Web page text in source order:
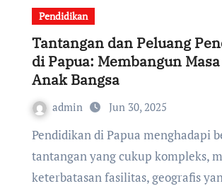
Pendidikan
Tantangan dan Peluang
di Papua: Membangun
Anak Bangsa
admin Jun 30, 2025
Pendidikan di Papua menghadapi beragam
tantangan yang cukup kompleks,
keterbatasan fasilitas, geografis